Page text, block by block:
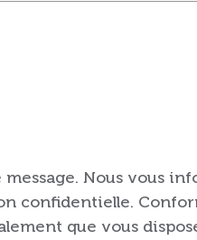
Nous vous
confidentielle.
que vous